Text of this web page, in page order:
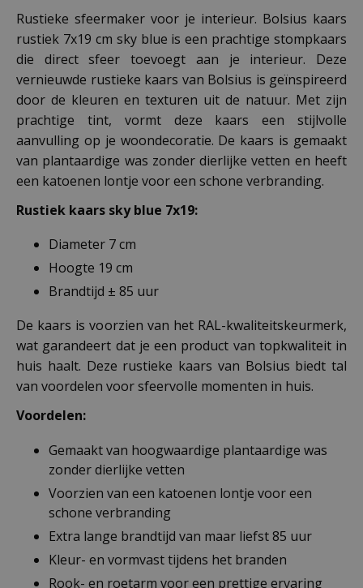
Rustieke sfeermaker voor je interieur. Bolsius kaars
rustiek 7x19 cm sky blue is een prachtige stompkaars
die direct sfeer toevoegt aan je interieur. Deze
vernieuwde rustieke kaars van Bolsius is geïnspireerd
door de kleuren en texturen uit de natuur. Met zijn
prachtige tint, vormt deze kaars een stijlvolle
aanvulling op je woondecoratie. De kaars is gemaakt
van plantaardige was zonder dierlijke vetten en heeft
een katoenen lontje voor een schone verbranding.
Rustiek kaars sky blue 7x19:
Diameter 7 cm
Hoogte 19 cm
Brandtijd ± 85 uur
De kaars is voorzien van het RAL-kwaliteitskeurmerk,
wat garandeert dat je een product van topkwaliteit in
huis haalt. Deze rustieke kaars van Bolsius biedt tal
van voordelen voor sfeervolle momenten in huis.
Voordelen:
Gemaakt van hoogwaardige plantaardige was
zonder dierlijke vetten
Voorzien van een katoenen lontje voor een
schone verbranding
Extra lange brandtijd van maar liefst 85 uur
Kleur- en vormvast tijdens het branden
Rook- en roetarm voor een prettige ervaring